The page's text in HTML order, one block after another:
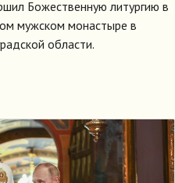
Божественную литургию в
мужском монастыре в
области.